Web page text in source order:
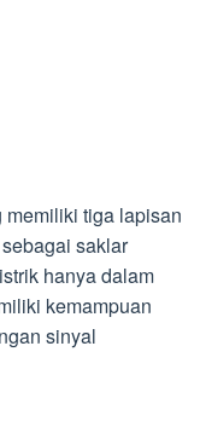
tiga lapisan
saklar
hanya dalam
kemampuan
sinyal